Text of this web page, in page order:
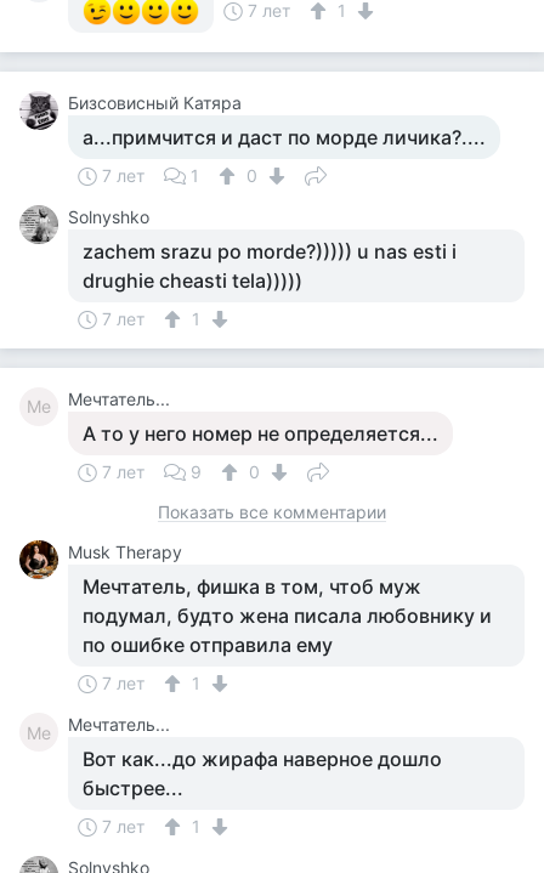
7 лет 1
Бизсовисный Катяра
а...примчится и даст по морде личика?....
7 лет 1
0
Solnyshko
zachem srazu po morde?))))) u nas esti i
drughie cheasti tela)))))
7 лет 1
Ме Мечтатель...
А то у него номер не определяется...
7 лет 9
0
Показать все комментарии
Musk Therapy
Мечтатель, фишка в том, чтоб муж
подумал, будто жена писала любовнику и
по ошибке отправила ему
7 лет 1
Ме Мечтатель...
Вот как...до жирафа наверное дошло
быстрее...
7 лет
1
Solnyshko